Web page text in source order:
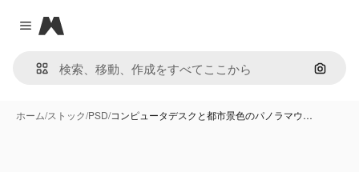
Close menu
Magnific
画像で
ホーム/ストック/PSD/コンピュータデスクと都市景色のパノラマウ…